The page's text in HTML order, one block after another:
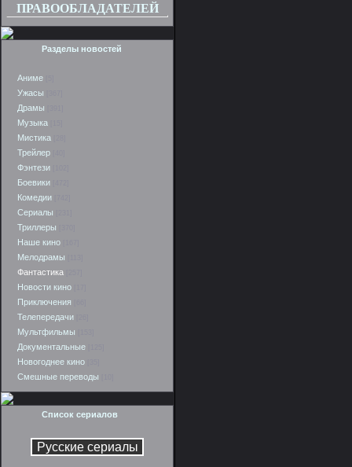
ПРАВООБЛАДАТЕЛЕЙ
Разделы новостей
Аниме
Ужасы
Драмы
Музыка
Мистика
Трейлер
Фэнтези
Боевики
Комедии
Сериалы
Триллеры
Наше кино
Мелодрамы
Фантастика
Новости кино
Приключения
Телепередачи
Мультфильмы
Документальные
Новогоднее кино
Смешные переводы
Список сериалов